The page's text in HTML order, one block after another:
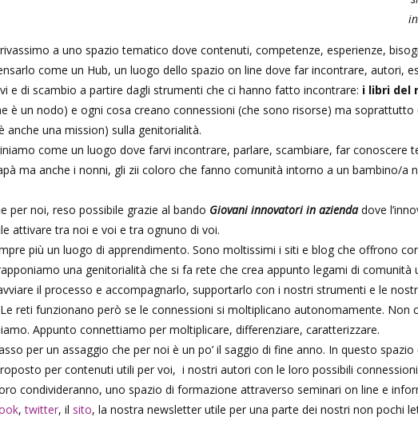
a uno spazio tematico dove contenuti, competenze, esperienze,
come un Hub, un luogo dello spazio on line dove far incontrare, autori,
e di scambio a partire dagli strumenti che ci hanno fatto incontrare: i libri del
è un nodo) e ogni cosa creano connessioni (che sono risorse) ma
anche una mission) sulla genitorialità.
come un luogo dove farvi incontrare, parlare, scambiare, far conoscere
ma anche i nonni, gli zii coloro che fanno comunità intorno a un bambino/a
per noi, reso possibile grazie al bando Giovani innovatori in aziendadove
attivare tra noi e voi e tra ognuno di voi.
più un luogo di apprendimento. Sono moltissimi i siti e blog che offrono
una genitorialità che si fa rete che crea appunto legami di comunità
il processo e accompagnarlo, supportarlo con i nostri strumenti e le
reti funzionano però se le connessioni si moltiplicano autonomamente. Non
Appunto connettiamo per moltiplicare, differenziare, caratterizzare.
per un assaggio che per noi è un po’ il saggio di fine anno. In questo
per contenuti utili per voi, i nostri autori con le loro possibili
condivideranno, uno spazio di formazione attraverso seminari on line e
,twitter, il sito, la nostra newsletter utile per una parte dei nostri non pochi